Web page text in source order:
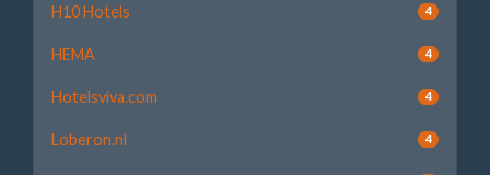
H10 Hotels 4
HEMA 4
Hotelsviva.com 4
Loberon.nl 4